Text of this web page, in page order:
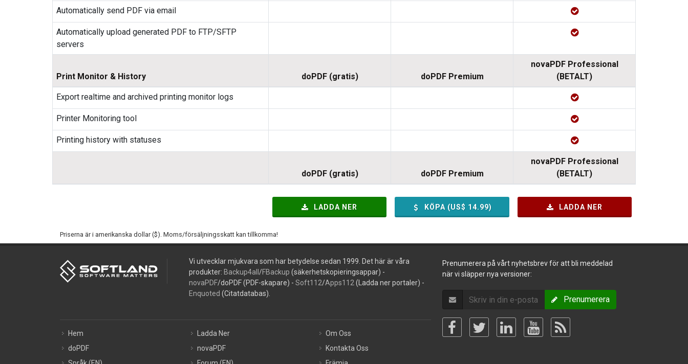
Automatically send PDF via email
Automatically upload generated PDF to FTP/SFTP
servers
Print Monitor & History doPDF (gratis) doPDF Premium
novaPDF Professional
(BETALT)
Export realtime and archived printing monitor logs
Printer Monitoring tool
Printing history with statuses
doPDF (gratis) doPDF Premium
novaPDF Professional
(BETALT)
LADDA NER KÖPA (US$ 14.99) LADDA NER
Priserna är i amerikanska dollar ($). Moms/försäljningsskatt kan tillkomma!
Vi utvecklar mjukvara som har betydelse sedan 1999. Det här är våra
produkter: Backup4all /FBackup (säkerhetskopieringsappar) -
novaPDF/doPDF (PDF-skapare) - Soft112/Apps112 (Ladda ner portaler) -
Enquoted (Citatdatabas).
Hem
doPDF
Ladda Ner
novaPDF
Om Oss
Kontakta Oss
Prenumerera på vårt nyhetsbrev för att bli meddelad
när vi släpper nya versioner:
Prenumerera